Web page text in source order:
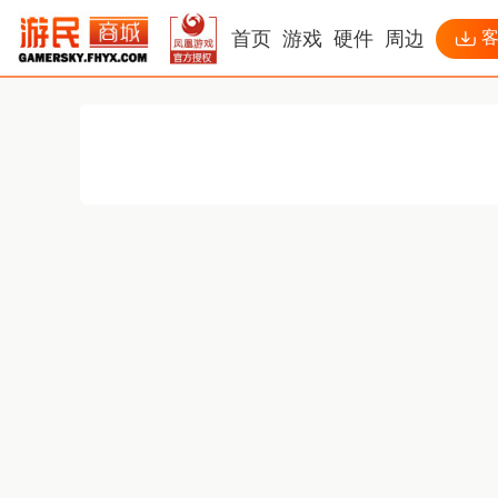
首页 游戏 硬件 周边